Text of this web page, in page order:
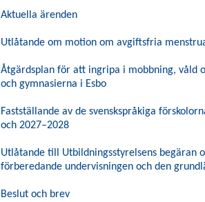
Aktuella ärenden
Utlåtande om motion om avgiftsfria
Åtgärdsplan för att ingripa i mobbning, våld
och gymnasierna i Esbo
Fastställande av de svenskspråkiga
och 2027–2028
Utlåtande till Utbildningsstyrelsens
förberedande undervisningen och den
Beslut och brev